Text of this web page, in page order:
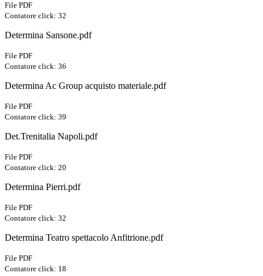
File PDF
Contatore click: 32
Determina Sansone.pdf
File PDF
Contatore click: 36
Determina Ac Group acquisto materiale.pdf
File PDF
Contatore click: 39
Det.Trenitalia Napoli.pdf
File PDF
Contatore click: 20
Determina Pierri.pdf
File PDF
Contatore click: 32
Determina Teatro spettacolo Anfitrione.pdf
File PDF
Contatore click: 18